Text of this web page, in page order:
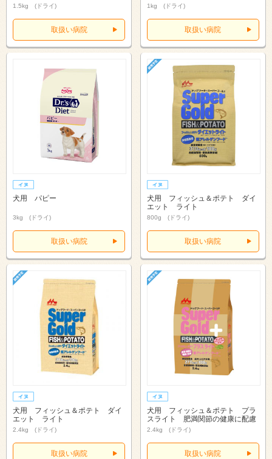
1.5kg (ドライ)
取扱い病院
1kg (ドライ)
取扱い病院
犬用 パピー
3kg (ドライ)
取扱い病院
犬用 フィッシュ＆ポテト ダイ
エット ライト
800g (ドライ)
取扱い病院
犬用 フィッシュ＆ポテト ダイ
エット ライト
2.4kg (ドライ)
取扱い病院
犬用 フィッシュ＆ポテト プラ
スライト 肥満関節の健康に配慮
2.4kg (ドライ)
取扱い病院